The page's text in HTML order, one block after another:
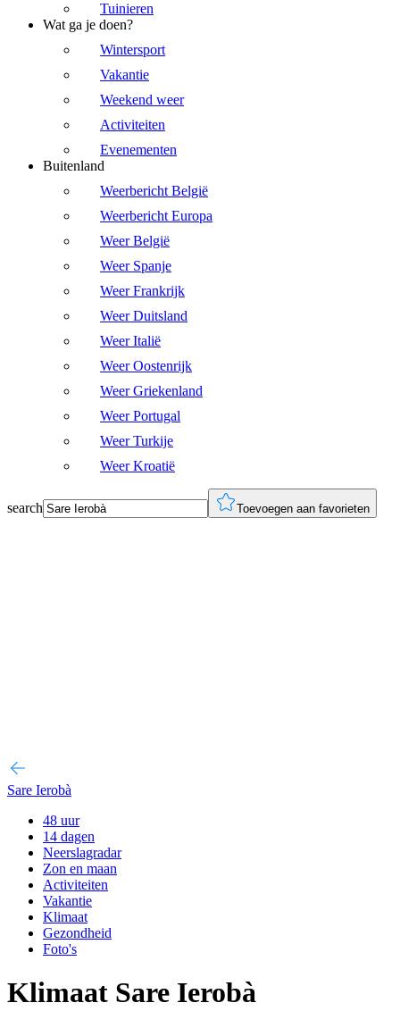
Tuinieren
Wat ga je doen?
Wintersport
Vakantie
Weekend weer
Activiteiten
Evenementen
Buitenland
Weerbericht België
Weerbericht Europa
Weer België
Weer Spanje
Weer Frankrijk
Weer Duitsland
Weer Italië
Weer Oostenrijk
Weer Griekenland
Weer Portugal
Weer Turkije
Weer Kroatië
search Toevoegen aan favorieten
Sare Ierobà
48 uur
14 dagen
Neerslagradar
Zon en maan
Activiteiten
Vakantie
Klimaat
Gezondheid
Foto's
Klimaat Sare Ierobà